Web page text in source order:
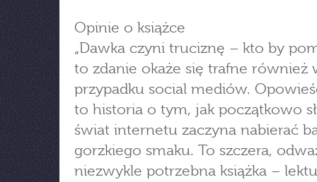
Opinie o książce
„Dawka czyni truciznę – kto by
to zdanie okaże się trafne również
przypadku social mediów.
to historia o tym, jak początkowo
świat internetu zaczyna nabierać
gorzkiego smaku. To szczera,
niezwykle potrzebna książka –